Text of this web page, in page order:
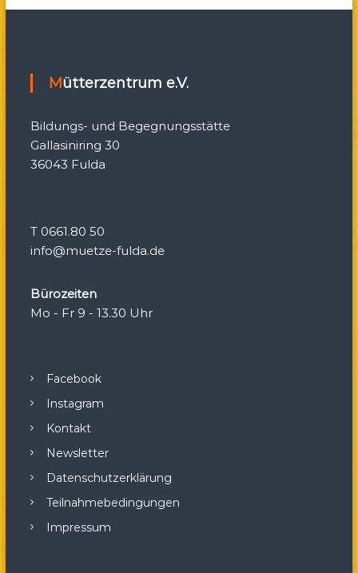
a
t
o
n
Mütterzentrum e.V.
Bildungs- und Begegnungsstätte
Gallasiniring 30
36043 Fulda
T 0661.80 50
info@muetze-fulda.de
Bürozeiten
Mo - Fr 9 - 13.30 Uhr
Facebook
Instagram
Kontakt
Newsletter
Datenschutzerklärung
Teilnahmebedingungen
Impressum